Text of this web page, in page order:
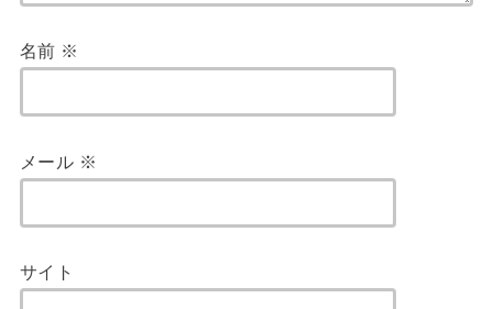
名前 ※
メール ※
サイト